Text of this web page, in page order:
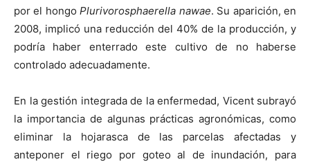
por el hongoPlurivorosphaerella nawae. Su aparición, en
2008, implicó una reducción del 40% de la producción, y
podría haber enterrado este cultivo de no haberse
controlado adecuadamente.
En la gestión integrada de la enfermedad, Vicent subrayó
la importancia de algunas prácticas agronómicas, como
eliminar la hojarasca de las parcelas afectadas y
anteponer el riego por goteo al de inundación, para